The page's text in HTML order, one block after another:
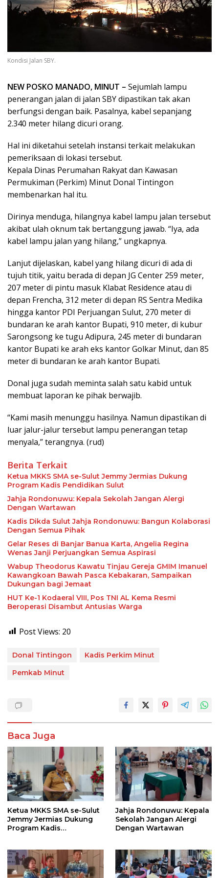
Kondisi Jalan SBY.
NEW POSKO MANADO, MINUT – Sejumlah lampu
penerangan jalan di jalan SBY dipastikan tak akan
berfungsi dengan baik. Pasalnya, kabel sepanjang
2.340 meter hilang dicuri orang.
Hal ini diketahui setelah instansi terkait melakukan
pemeriksaan di lokasi tersebut.
Kepala Dinas Perumahan Rakyat dan Kawasan
Permukiman (Perkim) Minut Donal Tintingon
membenarkan hal itu.
Dirinya menduga, hilangnya kabel lampu jalan tersebut
akibat ulah oknum tak bertanggung jawab. “Iya, ada
kabel lampu jalan yang hilang,” ungkapnya.
Lanjut dijelaskan, kabel yang hilang dicuri di ada di
tujuh titik, yaitu berada di depan JG Center 259 meter,
207 meter di pintu masuk Klabat Residence atau di
depan Frencha, 312 meter di depan RS Sentra Medika
hingga kantor PDI Perjuangan Sulut, 270 meter di
bundaran ke arah kantor Bupati, 910 meter, di kubur
Sarongsong ke tugu Adipura, 245 meter di bundaran
kantor Bupati ke arah eks kantor Golkar Minut, dan 85
meter di bundaran ke arah kantor Bupati.
Donal juga sudah meminta salah satu kabid untuk
membuat laporan ke pihak berwajib.
“Kami masih menunggu hasilnya. Namun dipastikan di
luar jalur-jalur tersebut lampu penerangan tetap
menyala,” terangnya. (rud)
Berita Terkait
Ketua MKKS SMA se-Sulut Jemmy Jermias Dukung
Program Kadis Pendidikan Sulut
Jahja Rondonuwu: Kepala Sekolah Jangan Alergi
Dengan Wartawan
Kadis Dikda Sulut Jahja Rondonuwu: Bangun Kolaborasi
Dengan Semua Pihak
Gelar Reses di Banjar Banua Karta, Angelia Regina
Wenas Janji Perjuangkan Semua Aspirasi
Wabup Theodorus Kawatu Tinjau Gereja GMIM Imanuel
Kawangkoan Bawah Pasca Kebakaran, Sampaikan
Dukungan bagi Jemaat
HUT Ke-1 Kodaeral VIII, Pos TNI AL Kema Resmi
Beroperasi Disambut Antusias Warga
Post Views: 20
Donal Tintingon
Kadis Perkim Minut
Pemkab Minut
Baca Juga
Ketua MKKS SMA se-Sulut
Jemmy Jermias Dukung
Program Kadis
Jahja Rondonuwu: Kepala
Sekolah Jangan Alergi
Dengan Wartawan